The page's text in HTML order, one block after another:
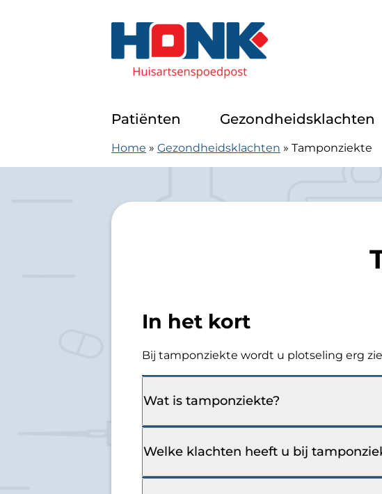
Patiënten Gezondheidsklachten
Home » Gezondheidsklachten » Tamponziekte
In het kort
Bij tamponziekte wordt u plotseling erg
Wat is tamponziekte?
Welke klachten heeft u bij